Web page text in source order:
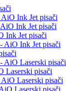
Ink Jet pisači
Ink Jet pisači
Ink Jet pisači
AiO Ink Jet pisači
AiO Laserski pisači
Laserski pisači
Laserski pisači
Laserski pisači